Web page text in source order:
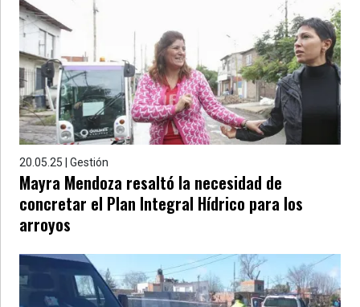
20.05.25 | Gestión
Mayra Mendoza resaltó la necesidad de
concretar el Plan Integral Hídrico para los
arroyos